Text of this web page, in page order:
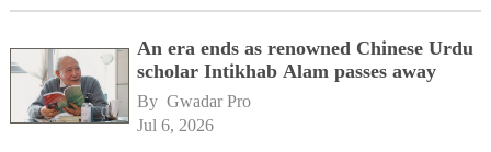
An era ends as renowned Chinese Urdu
scholar Intikhab Alam passes away
By Gwadar Pro
Jul 6, 2026